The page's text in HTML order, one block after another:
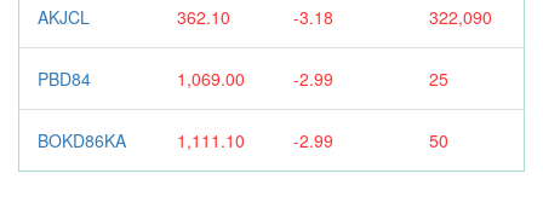
AKJCL 362.10 -3.18 322,090
PBD84 1,069.00 -2.99 25
BOKD86KA 1,111.10 -2.99 50